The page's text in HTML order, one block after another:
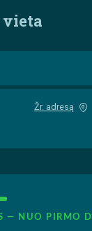
Žr. adresą
— NUO PIRMO